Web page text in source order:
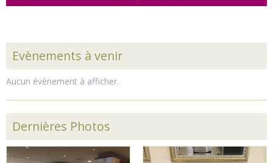
Evènements à venir
Aucun évènement à afficher.
Dernières Photos